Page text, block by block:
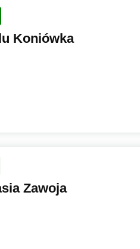
Koniówka
Zawoja